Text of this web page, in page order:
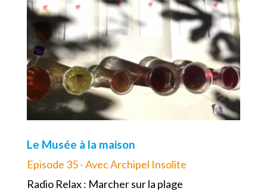
Le Musée à la maison
Episode 35 - Avec Archipel Insolite
Radio Relax : Marcher sur la plage